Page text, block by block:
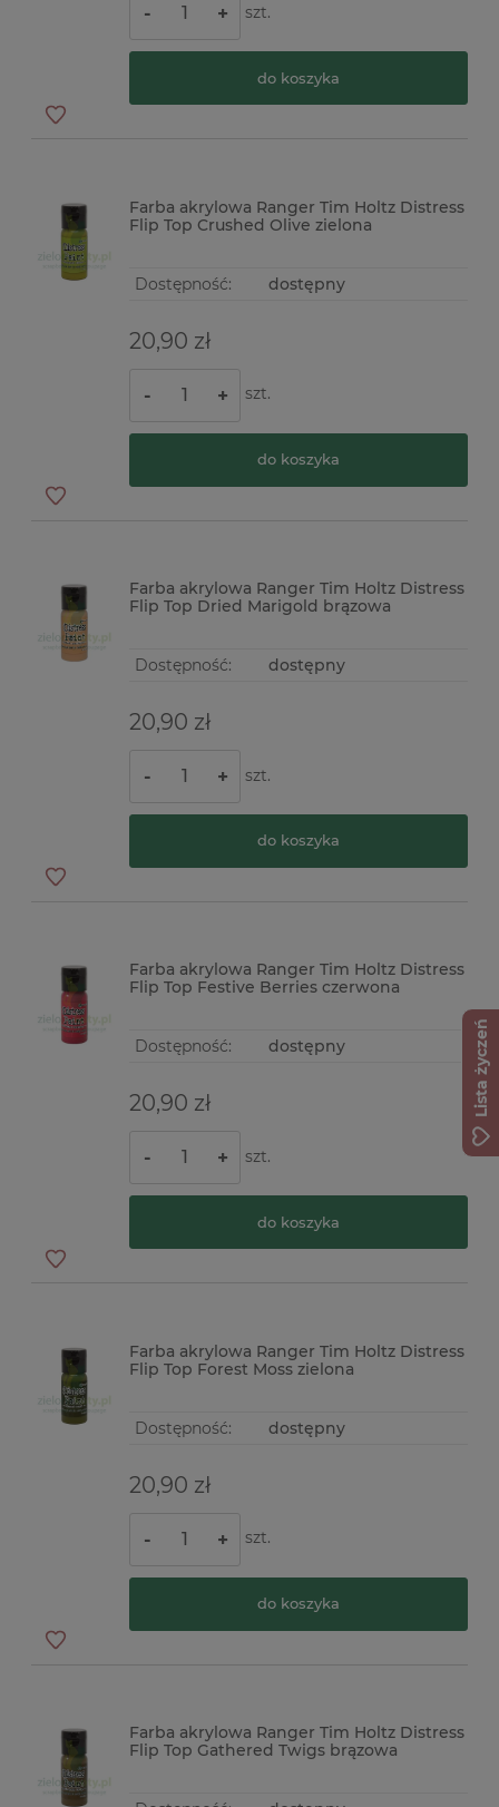
- + szt.
do koszyka
Farba akrylowa Ranger Tim Holtz Distress
Flip Top Crushed Olive zielona
Dostępność: dostępny
20,90 zł
- + szt.
do koszyka
Farba akrylowa Ranger Tim Holtz Distress
Flip Top Dried Marigold brązowa
Dostępność: dostępny
20,90 zł
- + szt.
do koszyka
Farba akrylowa Ranger Tim Holtz Distress
Flip Top Festive Berries czerwona
Dostępność: dostępny
20,90 zł
- + szt.
do koszyka
Farba akrylowa Ranger Tim Holtz Distress
Flip Top Forest Moss zielona
Dostępność: dostępny
20,90 zł
- + szt.
do koszyka
Farba akrylowa Ranger Tim Holtz Distress
Flip Top Gathered Twigs brązowa
Lista życzeń